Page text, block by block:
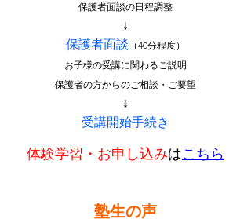
保護者面談の日程調整
↓
保護者面談 （40分程度）
お子様の受講に関わるご説明
保護者の方からのご相談・ご要望
↓
受講開始手続き
体験学習・お申し込みはこちら
塾生の声